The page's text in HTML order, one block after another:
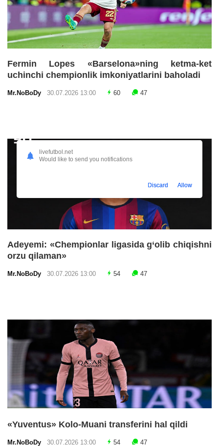
Fermin Lopes «Barselona»ning ketma-ket
uchinchi chempionlik imkoniyatlarini baholadi
Mr.NoBoDy 30.07.2026 13:00 60 47
Adeyemi: «Chempionlar ligasida g‘olib chiqishni
orzu qilaman»
Mr.NoBoDy 30.07.2026 13:00 54 47
«Yuventus» Kolo-Muani transferini hal qildi
Mr.NoBoDy 30.07.2026 13:00 54 47
livefutbol.net
Would like to send you notifications
Discard Allow